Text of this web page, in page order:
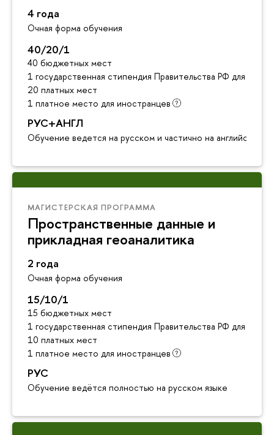
4 года
Очная форма обучения
40/20/1
40 бюджетных мест
1 государственная стипендия Правительства РФ для
20 платных мест
1 платное место для иностранцев
РУС+АНГЛ
Обучение ведется на русском и частично на английском
МАГИСТЕРСКАЯ ПРОГРАММА
Пространственные данные и
прикладная геоаналитика
2 года
Очная форма обучения
15/10/1
15 бюджетных мест
1 государственная стипендия Правительства РФ для
10 платных мест
1 платное место для иностранцев
РУС
Обучение ведётся полностью на русском языке